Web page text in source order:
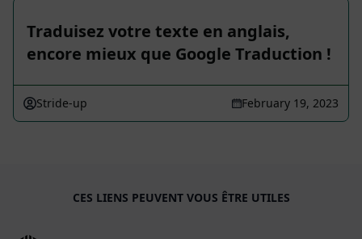
Traduisez votre texte en anglais,
encore mieux que Google Traduction !
Stride-up February 19, 2023
CES LIENS PEUVENT VOUS ÊTRE UTILES